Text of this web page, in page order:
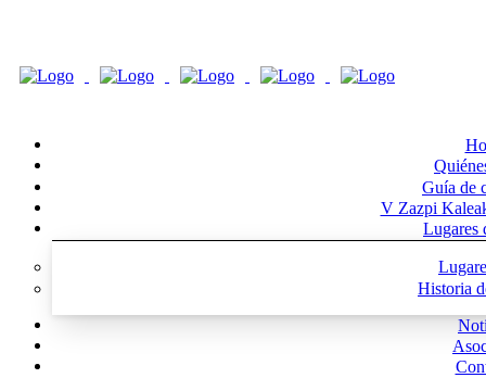
Guía de
V Zazpi
Lugares
Historia